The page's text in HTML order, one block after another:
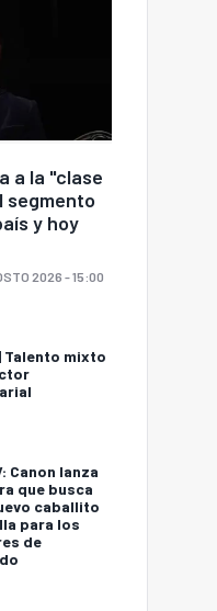
a la "clase
segmento
y hoy
2026 - 15:00
Talento mixto
Canon lanza
que busca
caballito
para los
de